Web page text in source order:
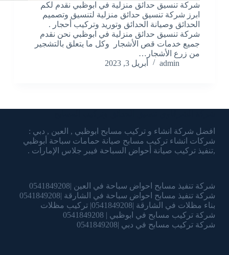
شركة تنسيق حدائق منزلية في ابوظبي نقدم لكم
ابرز شركة تنسيق حدائق منزلية لتنسيق وتصميم
الحدائق وصيانة الحدائق وتوريد وتركيب أحجار .
شركة تنسيق حدائق منزلية في ابوظبي نحن نقدم
جميع خدمات قص الأشجار وكل ما يتعلق بالتشجير
من زرع الأشجار…
admin
أبريل 3, 2023
افضل شركة انشاء و تركيب مسابح ابوظبي , العين , دبي :
شركات انشاء تركيب مسابح صيانة حمامات سباحة أبوظبي
,تنفيذ تركيب صيانة أحواض السباحة فيبر جلاس الإمارات .
شركة تنفيذ مسابح احواض سباحة في العين |0541849208
شركة تنفيذ مسابح احواض سباحة في الشارقة |0541849208
بناء مظلات في الشارقة |0541849208| تركيب مظلات
شركة تركيب مسابح في ابوظبي | 0541849208
شركة تركيب مسابح في دبي |0541849208